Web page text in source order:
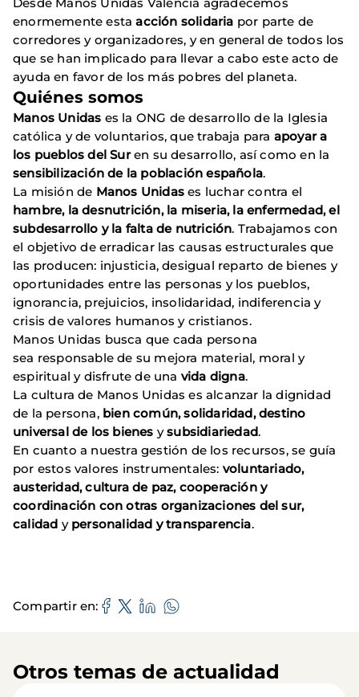
enormemente estaacción solidaria por parte de
corredores y organizadores, y en general de todos los
que se han implicado para llevar a cabo este acto de
ayuda en favor de los más pobres del planeta.
Quiénes somos
Manos Unidas es la ONG de desarrollo de la Iglesia
católica y de voluntarios, que trabaja para apoyar a
los pueblos del Suren su desarrollo, así como en la
sensibilización de la población española.
La misión de Manos Unidas es luchar contra el
hambre, la desnutrición, la miseria, la enfermedad, el
subdesarrollo y la falta de nutrición. Trabajamos con
el objetivo de erradicar las causas estructurales que
las producen: injusticia, desigual reparto de bienes y
oportunidades entre las personas y los pueblos,
ignorancia, prejuicios, insolidaridad, indiferencia y
crisis de valores humanos y cristianos.
Manos Unidas busca que cada persona
sea responsable de su mejora material, moral y
espiritual y disfrute de una vida digna.
La cultura de Manos Unidas es alcanzar la dignidad
de la persona, bien común, solidaridad, destino
universal de los bienes ysubsidiariedad.
En cuanto a nuestra gestión de los recursos, se guía
por estos valores instrumentales: voluntariado,
austeridad, cultura de paz, cooperación y
coordinación con otras organizaciones del sur,
calidad ypersonalidad y transparencia.
Compartir en
Otros temas de actualidad